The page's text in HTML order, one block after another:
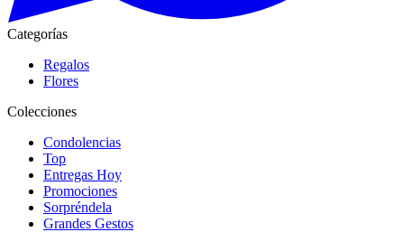
Categorías
Regalos
Flores
Colecciones
Condolencias
Top
Entregas Hoy
Promociones
Sorpréndela
Grandes Gestos